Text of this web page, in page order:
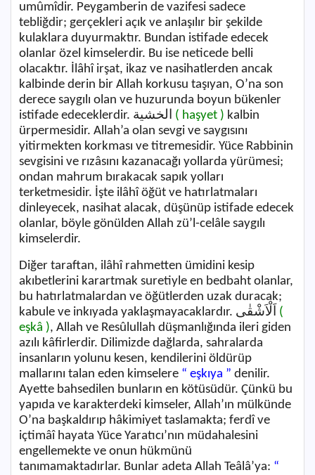
umûmîdir. Peygamberin de vazifesi sadece
tebliğdir; gerçekleri açık ve anlaşılır bir şekilde
kulaklara duyurmaktır. Bundan istifade edecek
olanlar özel kimselerdir. Bu ise neticede belli
olacaktır. İlâhî irşat, ikaz ve nasihatlerden ancak
kalbinde derin bir Allah korkusu taşıyan, O’na son
derece saygılı olan ve huzurunda boyun bükenler
istifade edeceklerdir. الخشية ( haşyet ) kalbin
ürpermesidir. Allah’a olan sevgi ve saygısını
yitirmekten korkması ve titremesidir. Yüce Rabbinin
sevgisini ve rızâsını kazanacağı yollarda yürümesi;
ondan mahrum bırakacak sapık yolları
terketmesidir. İşte ilâhî öğüt ve hatırlatmaları
dinleyecek, nasihat alacak, düşünüp istifade edecek
olanlar, böyle gönülden Allah zü’l-celâle saygılı
kimselerdir.
Diğer taraftan, ilâhî rahmetten ümidini kesip
akıbetlerini karartmak suretiyle en bedbaht olanlar,
bu hatırlatmalardan ve öğütlerden uzak duracak;
kabule ve inkıyada yaklaşmayacaklardır. اَلْاَشْقٰى (
eşkâ ), Allah ve Resûlullah düşmanlığında ileri giden
azılı kâfirlerdir. Dilimizde dağlarda, sahralarda
insanların yolunu kesen, kendilerini öldürüp
mallarını talan eden kimselere “ eşkıya ” denilir.
Ayette bahsedilen bunların en kötüsüdür. Çünkü bu
yapıda ve karakterdeki kimseler, Allah’ın mülkünde
O’na başkaldırıp hâkimiyet taslamakta; ferdî ve
içtimâî hayata Yüce Yaratıcı’nın müdahalesini
engellemekte ve onun hükmünü
tanımamaktadırlar. Bunlar adeta Allah Teâlâ’ya: “